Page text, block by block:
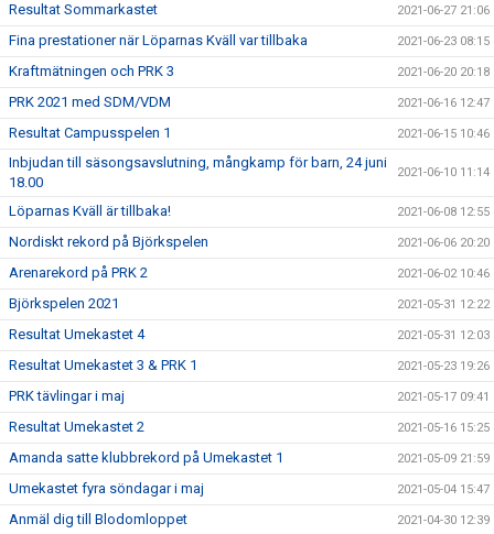
Resultat Sommarkastet 2021-06-27 21:06
Fina prestationer när Löparnas Kväll var tillbaka 2021-06-23 08:15
Kraftmätningen och PRK 3 2021-06-20 20:18
PRK 2021 med SDM/VDM 2021-06-16 12:47
Resultat Campusspelen 1 2021-06-15 10:46
Inbjudan till säsongsavslutning, mångkamp för barn, 24 juni
18.00
2021-06-10 11:14
Löparnas Kväll är tillbaka! 2021-06-08 12:55
Nordiskt rekord på Björkspelen 2021-06-06 20:20
Arenarekord på PRK 2 2021-06-02 10:46
Björkspelen 2021 2021-05-31 12:22
Resultat Umekastet 4 2021-05-31 12:03
Resultat Umekastet 3 & PRK 1 2021-05-23 19:26
PRK tävlingar i maj 2021-05-17 09:41
Resultat Umekastet 2 2021-05-16 15:25
Amanda satte klubbrekord på Umekastet 1 2021-05-09 21:59
Umekastet fyra söndagar i maj 2021-05-04 15:47
Anmäl dig till Blodomloppet 2021-04-30 12:39